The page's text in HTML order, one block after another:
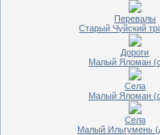
Перевалы
Старый Чуйский
Дороги
Малый Яломан
Села
Малый Яломан
Села
Малый Ильгумень